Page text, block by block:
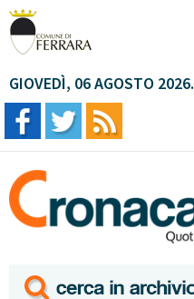
GIOVEDÌ, 06 AGOSTO 2026.